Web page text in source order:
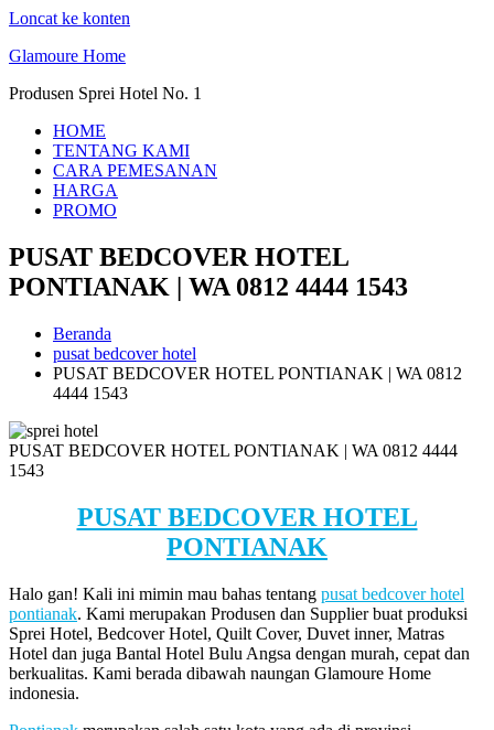
Loncat ke konten
Glamoure Home
Produsen Sprei Hotel No. 1
HOME
TENTANG KAMI
CARA PEMESANAN
HARGA
PROMO
PUSAT BEDCOVER HOTEL
PONTIANAK | WA 0812 4444 1543
Beranda
pusat bedcover hotel
PUSAT BEDCOVER HOTEL PONTIANAK | WA 0812
4444 1543
PUSAT BEDCOVER HOTEL PONTIANAK | WA 0812 4444
1543
PUSAT BEDCOVER HOTEL
PONTIANAK
Halo gan! Kali ini mimin mau bahas tentang pusat bedcover hotel
pontianak. Kami merupakan Produsen dan Supplier buat produksi
Sprei Hotel, Bedcover Hotel, Quilt Cover, Duvet inner, Matras
Hotel dan juga Bantal Hotel Bulu Angsa dengan murah, cepat dan
berkualitas. Kami berada dibawah naungan Glamoure Home
indonesia.